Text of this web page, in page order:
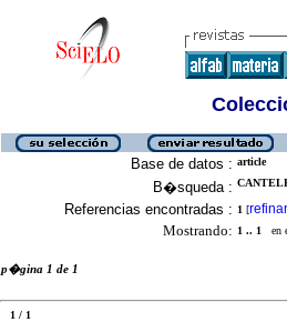
Base de datos : article
B�squeda :
Referencias encontradas : 1 [refinar
Mostrando: 1 .. 1 en
p�gina 1 de 1
1 / 1